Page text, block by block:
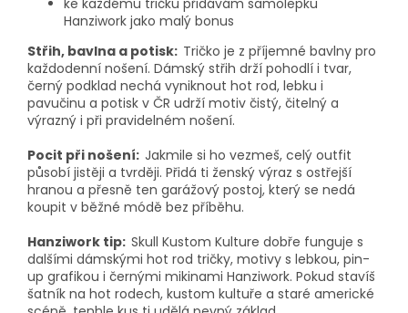
Hanziwork jako malý bonus
Střih, bavlna a potisk: Tričko je z příjemné bavlny pro
každodenní nošení. Dámský střih drží pohodlí i tvar,
černý podklad nechá vyniknout hot rod, lebku i
pavučinu a potisk v ČR udrží motiv čistý, čitelný a
výrazný i při pravidelném nošení.
Pocit při nošení: Jakmile si ho vezmeš, celý outfit
působí jistěji a tvrději. Přidá ti ženský výraz s ostřejší
hranou a přesně ten garážový postoj, který se nedá
koupit v běžné módě bez příběhu.
Hanziwork tip: Skull Kustom Kulture dobře funguje s
dalšími dámskými hot rod tričky, motivy s lebkou, pin-
up grafikou i černými mikinami Hanziwork. Pokud stavíš
šatník na hot rodech, kustom kultuře a staré americké